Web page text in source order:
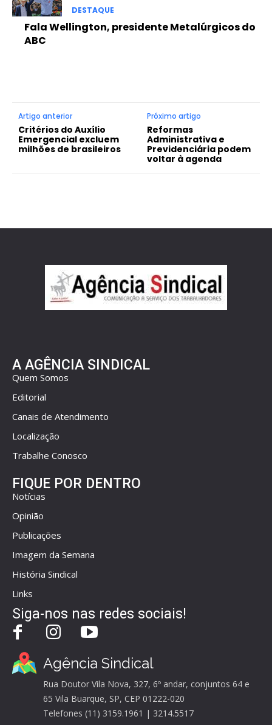
DESTAQUE
Fala Wellington, presidente Metalúrgicos do
ABC
Artigo anterior
Critérios do Auxílio
Emergencial excluem
milhões de brasileiros
Próximo artigo
Reformas
Administrativa e
Previdenciária podem
voltar à agenda
A AGÊNCIA SINDICAL
Quem Somos
Editorial
Canais de Atendimento
Localização
Trabalhe Conosco
FIQUE POR DENTRO
Notícias
Opinião
Publicações
Imagem da Semana
História Sindical
Links
Siga-nos nas redes sociais!
Agência Sindical
Rua Doutor Vila Nova, 327, 6º andar, conjuntos 64 e
65 Vila Buarque, SP, CEP 01222-020
Telefones (11) 3159.1961 | 3214.5517